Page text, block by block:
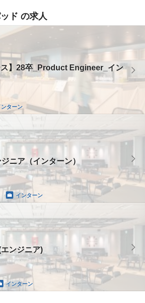
ド の求人
ス】28卒_Product Engineer_イン
ンターン
ニア（インターン）
インターン
ンジニア)
インターン